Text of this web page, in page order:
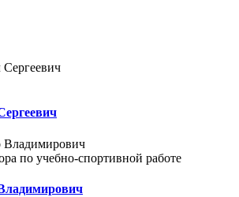
по учебно-спортивной работе